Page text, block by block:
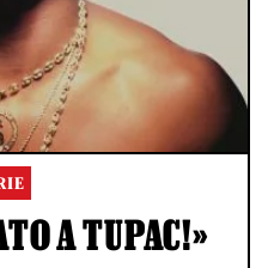
A TUPAC!»